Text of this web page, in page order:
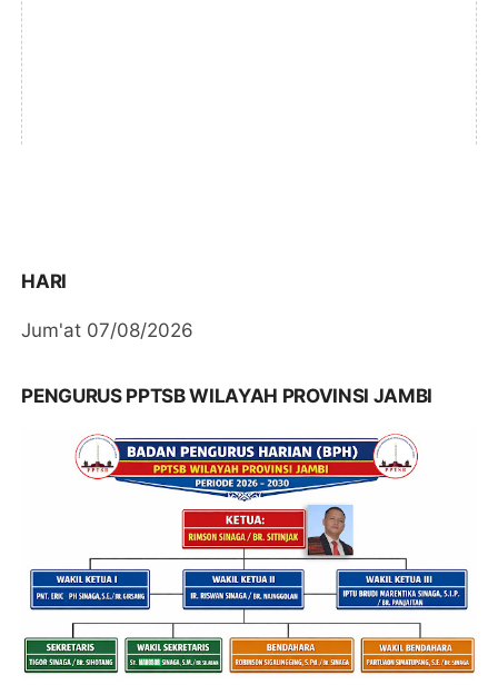
HARI
Jum'at 07/08/2026
PENGURUS PPTSB WILAYAH PROVINSI JAMBI